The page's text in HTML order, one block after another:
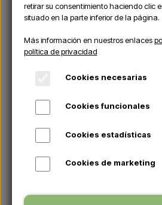
retirar su consentimiento haciendo clic
situado en la parte inferior de la página.
Más información en nuestros enlaces
política de privacidad
Cookies necesarias
Cookies funcionales
Cookies estadísticas
Cookies de marketing